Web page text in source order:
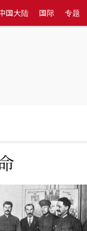
国大陆 国际 专题